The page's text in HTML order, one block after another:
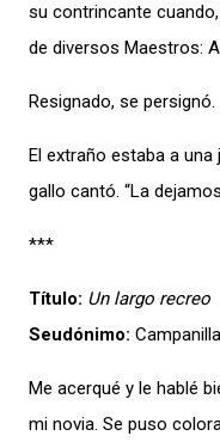
su contrincante
de diversos Maestros:
Resignado, se persignó.
El extraño estaba a
gallo cantó. “La
***
Título: Un largo recreo
Seudónimo: Campanilla
Me acerqué y le hablé
mi novia. Se puso